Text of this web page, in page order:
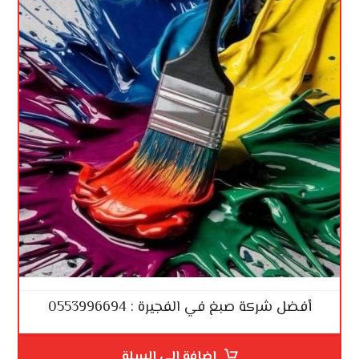
أفضل شركة صبغ في الفجيرة : 0553996694